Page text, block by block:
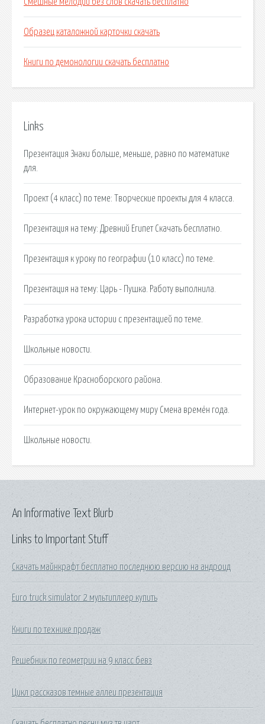
Смешные мелодии без слов скачать бесплатно
Образец каталожной карточки скачать
Книги по демонологии скачать бесплатно
Links
Презентация Знаки больше, меньше, равно по математике
для.
Проект (4 класс) по теме: Творческие проекты для 4 класса.
Презентация на тему: Древний Египет Скачать бесплатно.
Презентация к уроку по географии (10 класс) по теме.
Презентация на тему: Царь - Пушка. Работу выполнила.
Разработка урока истории с презентацией по теме.
Школьные новости.
Образование Красноборского района.
Интернет-урок по окружающему миру Смена времён года.
Школьные новости.
Links to Important Stuff
Скачать майнкрафт бесплатно последнюю версию на андроид
Euro truck simulator 2 мультиплеер купить
Книги по технике продаж
Решебник по геометрии на 9 класс бевз
Цикл рассказов темные аллеи презентация
An Informative Text Blurb